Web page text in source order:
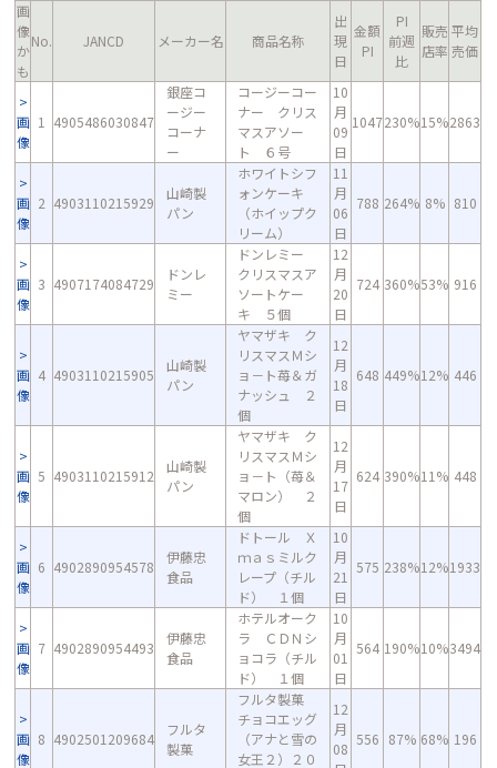
画
像
か
も
No. JANCD メーカー名 商品名称
出
現
日
金額
PI
PI
前週
比
販売
店率
平均
売価
画
像
1 4905486030847
銀座コ
ージー
コーナ
ー
コージーコー
ナー クリス
マスアソー
ト ６号
10
月
09
日
1047230%15%2863
画
像
2 4903110215929
山崎製
パン
ホワイトシフ
ォンケーキ
（ホイップク
リーム）
11
月
06
日
788 264% 8% 810
画
像
3 4907174084729
ドンレ
ミー
ドンレミー
クリスマスア
ソートケー
キ ５個
12
月
20
日
724 360%53% 916
画
像
4 4903110215905
山崎製
パン
ヤマザキ ク
リスマスＭシ
ョ－ト苺＆ガ
ナッシュ ２
個
12
月
18
日
648 449%12% 446
画
像
5 4903110215912
山崎製
パン
ヤマザキ ク
リスマスＭシ
ョ－ト（苺＆
マロン） ２
個
12
月
17
日
624 390%11% 448
画
像
6 4902890954578
伊藤忠
食品
ドトール Ｘ
ｍａｓミルク
レープ（チル
ド） １個
10
月
21
日
575 238%12%1933
画
像
7 4902890954493
伊藤忠
食品
ホテルオーク
ラ ＣＤＮシ
ョコラ（チル
ド） １個
10
月
01
日
564 190%10%3494
画
像
8 4902501209684
フルタ
製菓
フルタ製菓
チョコエッグ
（アナと雪の
女王２）２０
12
月
08
556 87% 68% 196